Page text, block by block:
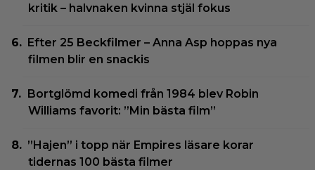
kritik – halvnaken kvinna stjäl fokus
Efter 25 Beckfilmer – Anna Asp hoppas nya
filmen blir en snackis
Bortglömd komedi från 1984 blev Robin
Williams favorit: ”Min bästa film”
”Hajen” i topp när Empires läsare korar
tidernas 100 bästa filmer